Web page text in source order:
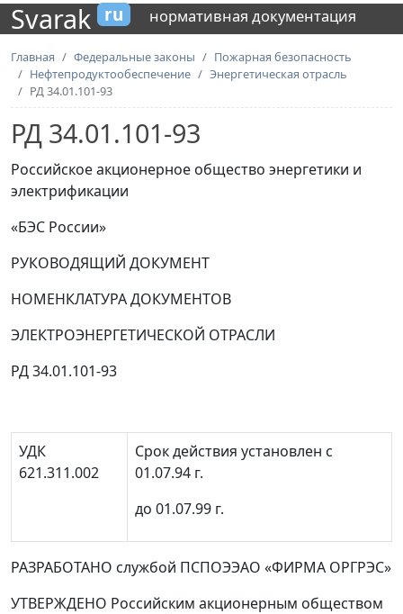
Svarak ru нормативная документация
Главная Федеральные законы
Пожарная безопасность
Нефтепродуктообеспечение
Энергетическая отрасль
РД 34.01.101-93
РД 34.01.101-93
Российское акционерное общество энергетики и
электрификации
«БЭС России»
РУКОВОДЯЩИЙ ДОКУМЕНТ
НОМЕНКЛАТУРА ДОКУМЕНТОВ
ЭЛЕКТРОЭНЕРГЕТИЧЕСКОЙ ОТРАСЛИ
РД 34.01.101-93
УДК
621.311.002
Срок действия установлен с
01.07.94 г.
до 01.07.99 г.
РАЗРАБОТАНО службой ПСПОЭЭАО «ФИРМА ОРГРЭС»
УТВЕРЖДЕНО Российским акционерным обществом